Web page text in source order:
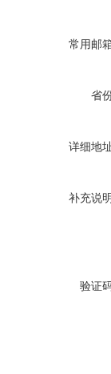
常用邮
省
详细地
补充说
验证